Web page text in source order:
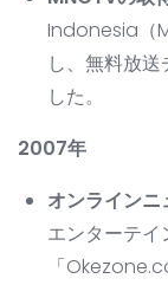
Indonesia（
し、無料放
した。
2007年
オンライン
エンターテ
「